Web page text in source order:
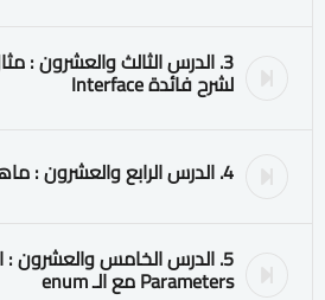
لشرح فائدة Interface
4. الدرس الرابع والعشرون : ماهو الـ enum
5. الدرس الخامس والعشرون :
Parameters مع الـ enum